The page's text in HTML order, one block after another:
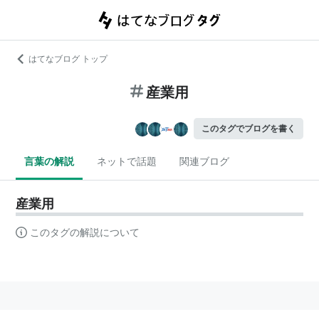
はてなブログ トップ
産業用
このタグでブログを書く
言葉の解説 ネットで話題 関連ブログ
産業用
このタグの解説について